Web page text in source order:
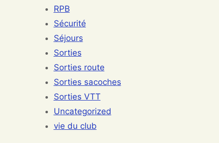
RPB
Sécurité
Séjours
Sorties
Sorties route
Sorties sacoches
Sorties VTT
Uncategorized
vie du club